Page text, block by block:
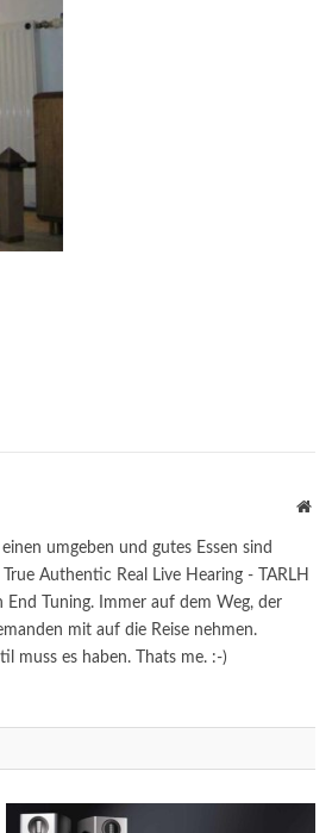
umgeben und gutes Essen sind
Authentic Real Live Hearing - TARLH
Tuning. Immer auf dem Weg, der
mit auf die Reise nehmen.
muss es haben. Thats me. :-)